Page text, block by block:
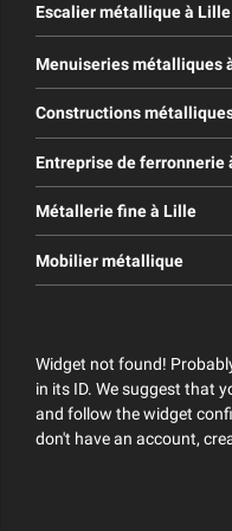
Escalier métallique à
Menuiseries métalliques
Constructions
Entreprise de ferronnerie
Métallerie fine à Lille
Mobilier métallique
Widget not found!
in its ID. We suggest that
and follow the widget
don't have an account,